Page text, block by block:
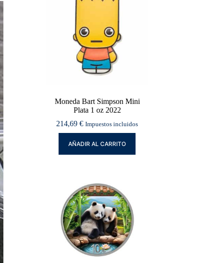
Moneda Bart Simpson Mini
Plata 1 oz 2022
214,69€ Impuestos incluidos
AÑADIR AL CARRITO